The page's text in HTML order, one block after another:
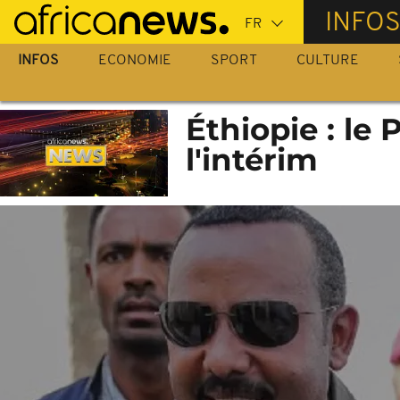
Passer
au
contenu
INFOS
INFOS ECONOMIE SPORT CULTURE
Éthiopie : le
l'intérim